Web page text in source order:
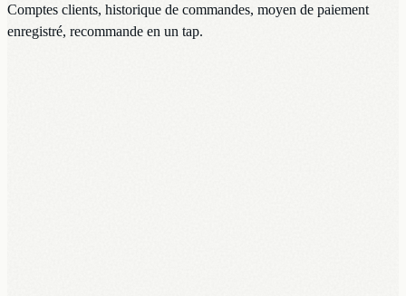
Comptes clients, historique de commandes, moyen de paiement
enregistré, recommande en un tap.